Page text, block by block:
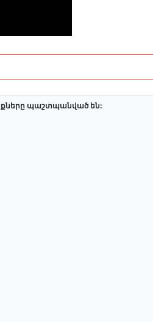
պաշտպանված են: